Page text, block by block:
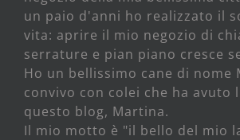
un paio d'anni ho realizzato il
vita: aprire il mio negozio di
serrature e pian piano cresce
Ho un bellissimo cane di nome
convivo con colei che ha avuto
questo blog, Martina.
Il mio motto è "il bello del mio